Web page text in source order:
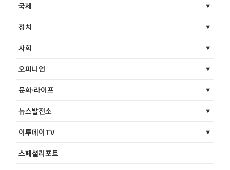
국제
정치
사회
오피니언
문화·라이프
뉴스발전소
이투데이TV
스페셜리포트